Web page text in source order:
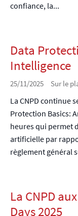
confiance, la...
Data
Intelligence
25/11/2025 Sur le
La CNPD continue
Protection Basics:
heures qui permet
artificielle par
règlement général
La CNPD
Days 2025